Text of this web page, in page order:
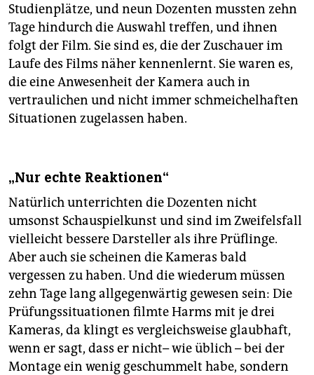
Studienplätze, und neun Dozenten mussten zehn
Tage hindurch die Auswahl treffen, und ihnen
folgt der Film. Sie sind es, die der Zuschauer im
Laufe des Films näher kennenlernt. Sie waren es,
die eine Anwesenheit der Kamera auch in
vertraulichen und nicht immer schmeichelhaften
Situationen zugelassen haben.
„Nur echte Reaktionen“
Natürlich unterrichten die Dozenten nicht
umsonst Schauspielkunst und sind im Zweifelsfall
vielleicht bessere Darsteller als ihre Prüflinge.
Aber auch sie scheinen die Kameras bald
vergessen zu haben. Und die wiederum müssen
zehn Tage lang allgegenwärtig gewesen sein: Die
Prüfungssituationen filmte Harms mit je drei
Kameras, da klingt es vergleichsweise glaubhaft,
wenn er sagt, dass er nicht– wie üblich – bei der
Montage ein wenig geschummelt habe, sondern